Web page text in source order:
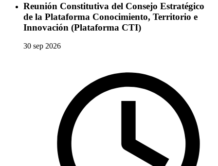
Reunión Constitutiva del Consejo Estratégico
de la Plataforma Conocimiento, Territorio e
Innovación (Plataforma CTI)
30 sep 2026